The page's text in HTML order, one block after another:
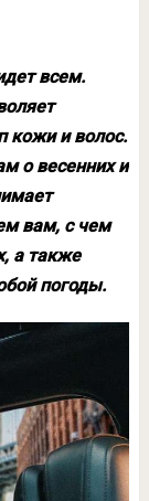
всем.
кожи и волос.
о весенних и
вам, с чем
а также
погоды.